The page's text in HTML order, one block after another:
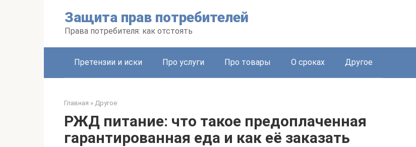
Защита прав потребителей
Права потребителя: как отстоять
Претензии и иски Про услуги Про товары О сроках Другое
Главная » Другое
РЖД питание: что такое предоплаченная
гарантированная еда и как её заказать